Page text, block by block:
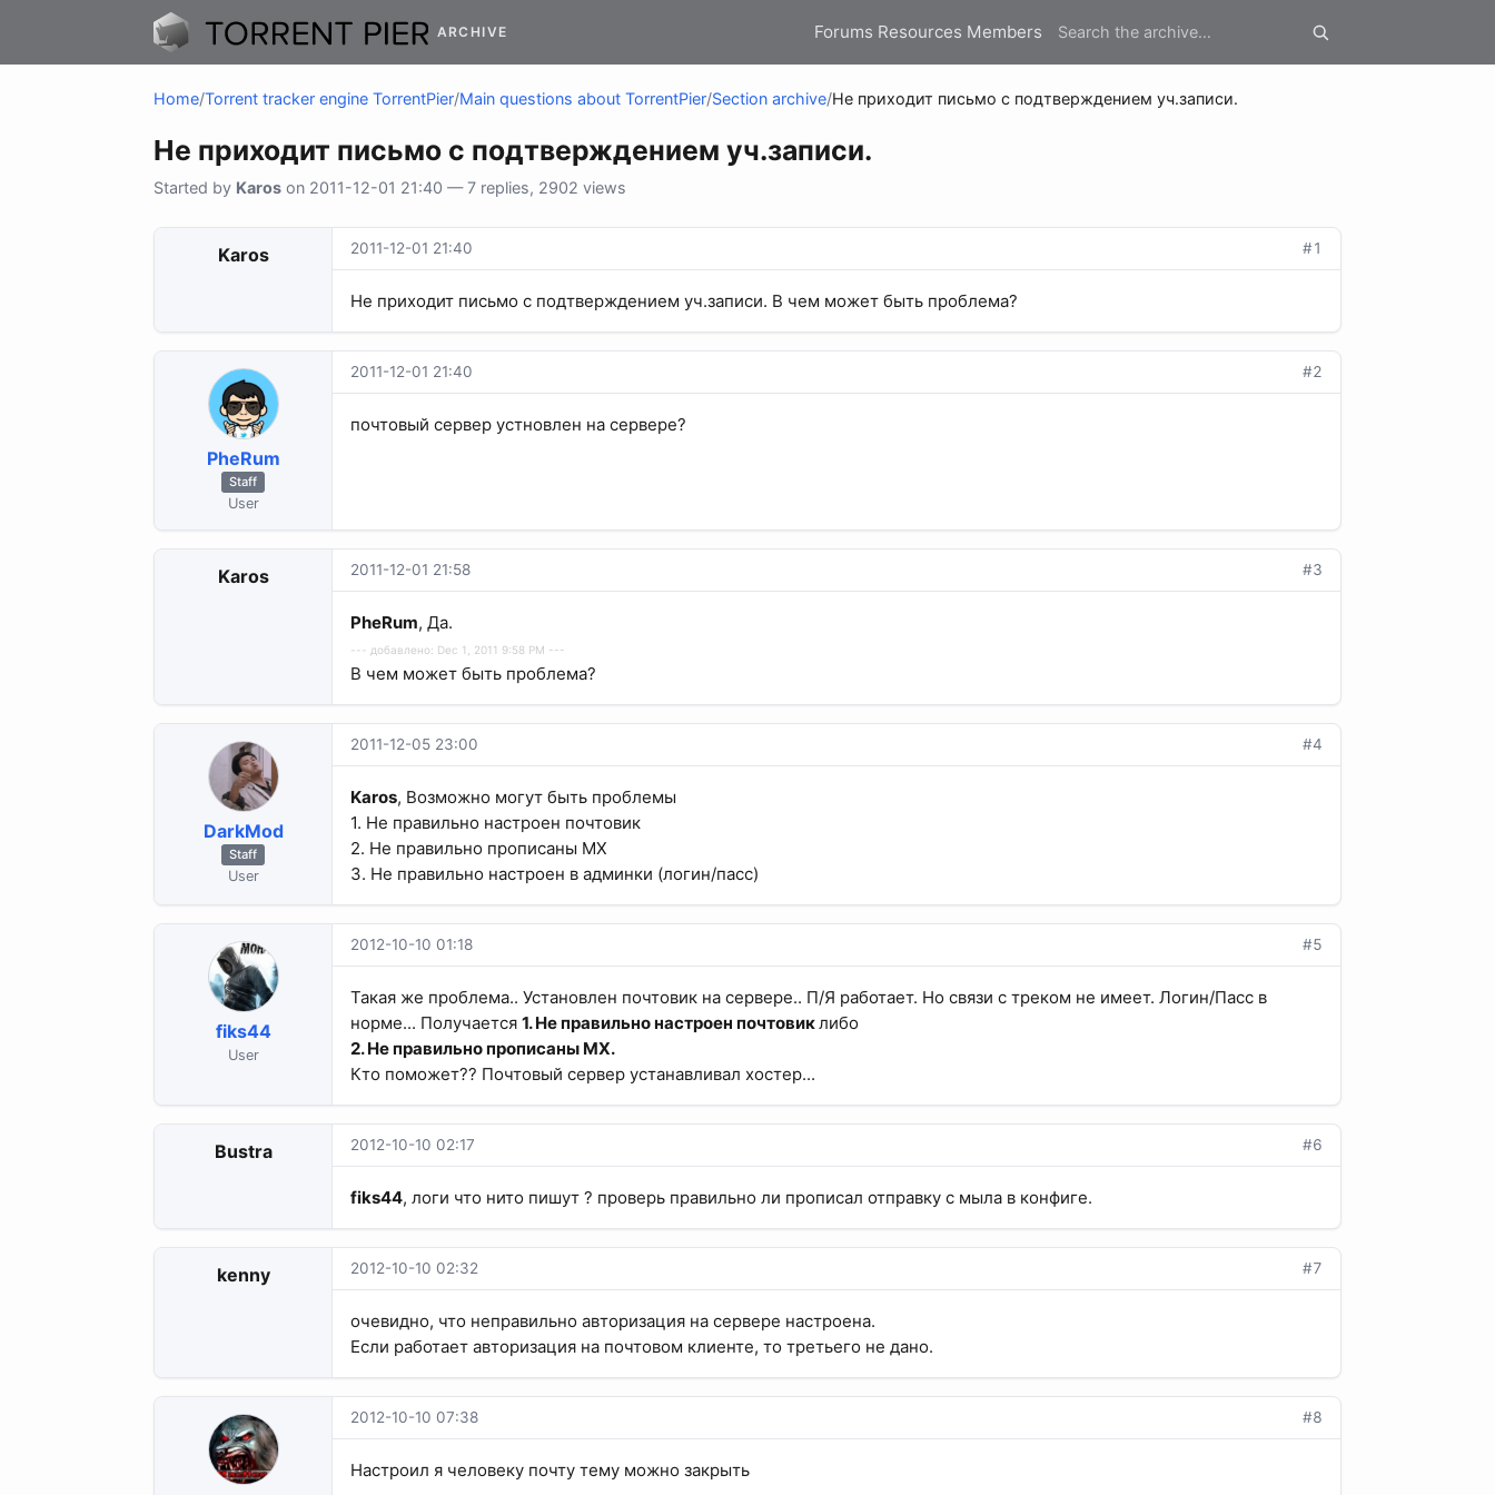
ARCHIVE Forums Resources Members
Home/Torrent tracker engine TorrentPier/Main questions about TorrentPier/Section archive/Не приходит письмо с подтверждением уч.записи.
Не приходит письмо с подтверждением уч.записи.
Started by Karos on 2011-12-01 21:40 — 7 replies, 2902 views
Karos 2011-12-01 21:40 #1
Не приходит письмо с подтверждением уч.записи. В чем может быть проблема?
PheRum
Staff
User
2011-12-01 21:40 #2
почтовый сервер устновлен на сервере?
Karos 2011-12-01 21:58 #3
PheRum, Да.
--- добавлено: Dec 1, 2011 9:58 PM ---
В чем может быть проблема?
DarkMod
Staff
User
2011-12-05 23:00 #4
Karos, Возможно могут быть проблемы
1. Не правильно настроен почтовик
2. Не правильно прописаны MX
3. Не правильно настроен в админки (логин/пасс)
fiks44
User
2012-10-10 01:18 #5
Такая же проблема.. Установлен почтовик на сервере.. П/Я работает. Но связи с треком не имеет. Логин/Пасс в
норме... Получается 1. Не правильно настроен почтовиклибо
2. Не правильно прописаны MX.
Кто поможет?? Почтовый сервер устанавливал хостер...
Bustra 2012-10-10 02:17 #6
fiks44, логи что нито пишут ? проверь правильно ли прописал отправку с мыла в конфиге.
kenny 2012-10-10 02:32 #7
очевидно, что неправильно авторизация на сервере настроена.
Если работает авторизация на почтовом клиенте, то третьего не дано.
2012-10-10 07:38 #8
Настроил я человеку почту тему можно закрыть